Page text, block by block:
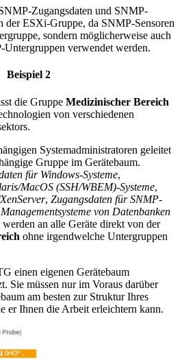
Zugangsdaten und SNMP-
der ESXi-Gruppe, da SNMP-Sensoren
sondern möglicherweise auch
-Untergruppen verwendet werden.
Beispiel 2
die Gruppe Medizinischer Bereich
von verschiedenen
Systemadministratoren geleitet
Gruppe im Gerätebaum.
für Windows-Systeme,
MacOS (SSH/WBEM)-Systeme,
, Zugangsdaten für SNMP-
von Datenbanken
werden an alle Geräte direkt von der
ohne irgendwelche Untergruppen
einen eigenen Gerätebaum
Sie müssen nur im Voraus darüber
am besten zur Struktur Ihres
er Ihnen die Arbeit erleichtern kann.